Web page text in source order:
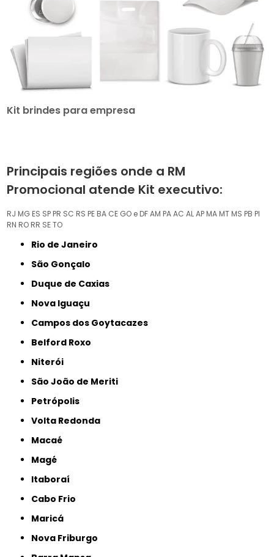
Kit brindes para empresa
Principais regiões onde a RM
Promocional atende Kit executivo:
RJ MG ES SP PR SC RS PE BA CE GO e DFAM PAAC ALAP MA MT MS PB PI
RN RO RR SETO
Rio de Janeiro
São Gonçalo
Duque de Caxias
Nova Iguaçu
Campos dos Goytacazes
Belford Roxo
Niterói
São João de Meriti
Petrópolis
Volta Redonda
Macaé
Magé
Itaboraí
Cabo Frio
Maricá
Nova Friburgo